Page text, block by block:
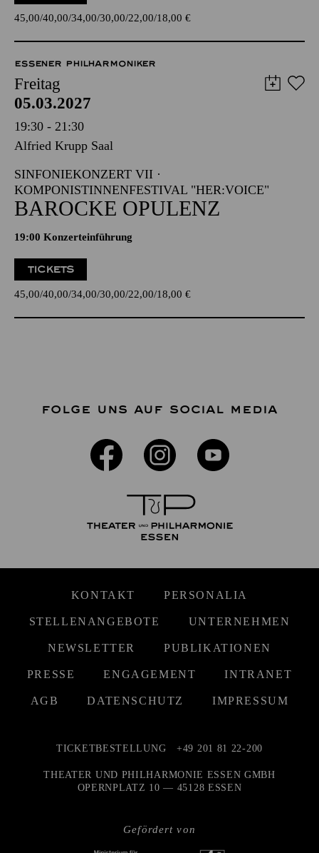
45,00 40,00 34,00 30,00 22,00 18,00 €
ESSENER PHILHARMONIKER
Freitag
05.03.2027
19:30 - 21:30
Alfried Krupp Saal
SINFONIEKONZERT VII ·
KOMPONISTINNENFESTIVAL "HER:VOICE"
BAROCKE OPULENZ
19:00 Konzerteinführung
TICKETS
45,00 40,00 34,00 30,00 22,00 18,00 €
FOLGE UNS AUF SOCIAL MEDIA
KONTAKT PERSONALIA
STELLENANGEBOTE UNTERNEHMEN
NEWSLETTER PUBLIKATIONEN
PRESSE ENGAGEMENT INTRANET
AGB DATENSCHUTZ IMPRESSUM
Gefördert von
TICKETBESTELLUNG +49 201 81 22-200
THEATER UND PHILHARMONIE ESSEN GMBH
OPERNPLATZ 10 — 45128 ESSEN